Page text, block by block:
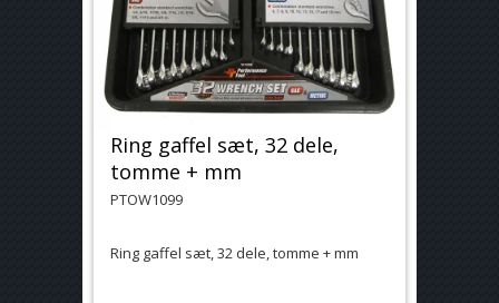
Ring gaffel sæt, 32 dele,
tomme + mm
PTOW1099
Ring gaffel sæt, 32 dele, tomme + mm